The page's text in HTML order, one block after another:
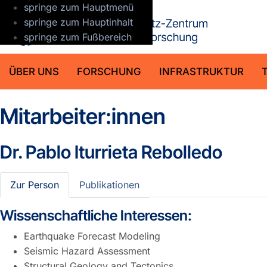
springe zum Hauptmenü
springe zum Hauptinhalt
springe zum Fußbereich
ÜBER UNS FORSCHUNG INFRASTRUKTUR
Mitarbeiter:innen
Dr.Pablo Iturrieta Rebolledo
Zur Person Publikationen
Wissenschaftliche Interessen:
Earthquake Forecast Modeling
Seismic Hazard Assessment